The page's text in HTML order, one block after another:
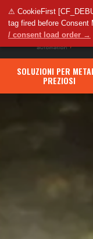
⚠ CookieFirst
tag fired before Consent
/ consent load order →
SOLUZIONI PER
PREZIOSI